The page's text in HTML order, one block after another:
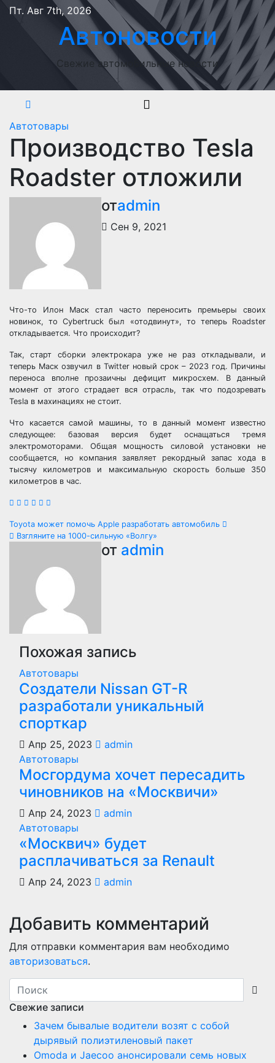
Перейти
содержимому
Пт. Авг 7th, 2026
Автоновости
Свежие автомобильные новости
Автотовары
Производство Tesla
Roadster отложили
отadmin
Сен 9, 2021
Что-то Илон Маск стал часто переносить премьеры своих
новинок, то Cybertruck был «отодвинут», то теперь Roadster
откладывается. Что происходит?
Так, старт сборки электрокара уже не раз откладывали, и
теперь Маск озвучил в Twitter новый срок – 2023 год. Причины
переноса вполне прозаичны дефицит микросхем. В данный
момент от этого страдает вся отрасль, так что подозревать
Tesla в махинациях не стоит.
Что касается самой машины, то в данный момент известно
следующее: базовая версия будет оснащаться тремя
электромоторами. Общая мощность силовой установки не
сообщается, но компания заявляет рекордный запас хода в
тысячу километров и максимальную скорость больше 350
километров в час.
Навигация
записям
Toyota может помочь Apple разработать автомобиль
Взгляните на 1000-сильную «Волгу»
от admin
Похожая запись
Автотовары
Создатели Nissan GT-R
разработали уникальный
спорткар
Апр 25, 2023
admin
Автотовары
Мосгордума хочет пересадить
чиновников на «Москвичи»
Апр 24, 2023
admin
Автотовары
«Москвич» будет
расплачиваться за Renault
Апр 24, 2023 admin
Добавить комментарий
Для отправки комментария вам необходимо
авторизоваться.
Свежие записи
Зачем бывалые водители возят с собой
дырявый полиэтиленовый пакет
Оmoda и Jaecoo анонсировали семь новых